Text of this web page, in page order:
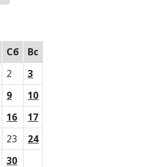
Сб
Вс
2
3
9
10
16
17
23
24
30